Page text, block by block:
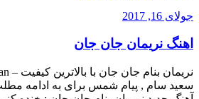
جولای 16, 2017
اهنگ نریمان جان جان
سعید سام , پیام شمس برای به ادامه